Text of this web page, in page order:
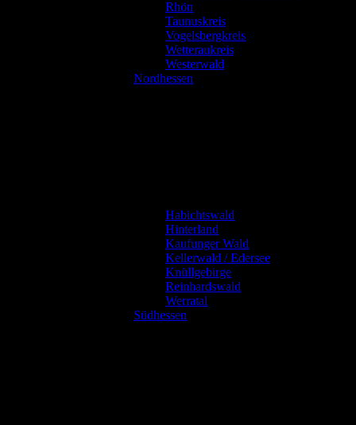
Rhön
Taunuskreis
Vogelsbergkreis
Wetteraukreis
Westerwald
Nordhessen
Habichtswald
Hinterland
Kaufunger Wald
Kellerwald / Edersee
Knüllgebirge
Reinhardswald
Werratal
Südhessen